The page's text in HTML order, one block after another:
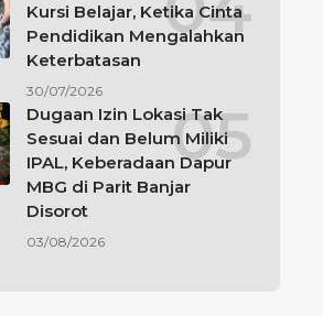
Kursi Belajar, Ketika Cinta
Pendidikan Mengalahkan
Keterbatasan
30/07/2026
Dugaan Izin Lokasi Tak
Sesuai dan Belum Miliki
IPAL, Keberadaan Dapur
MBG di Parit Banjar
Disorot
03/08/2026